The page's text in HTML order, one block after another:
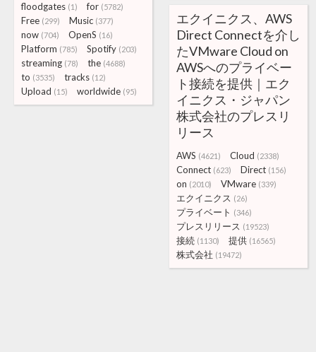
floodgates (1) for (5782)
Free (299) Music (377)
now (704) OpenS (16)
Platform (785) Spotify (203)
streaming (78) the (4688)
to (3535) tracks (12)
Upload (15) worldwide (95)
エクイニクス、AWS
Direct Connectを介し
たVMware Cloud on
AWSへのプライベー
ト接続を提供｜エク
イニクス・ジャパン
株式会社のプレスリ
リース
AWS (4621) Cloud (2338)
Connect (623) Direct (156)
on (2010) VMware (339)
エクイニクス (26)
プライベート (346)
プレスリリース (19523)
接続 (1130) 提供 (16565)
株式会社 (19472)